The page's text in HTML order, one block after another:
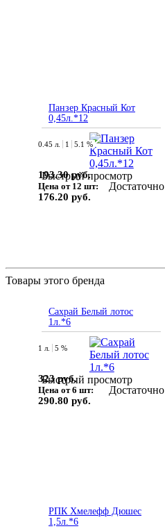
Панзер Красный Кот
0,45л.*12
Быстрый просмотр
0.45 л. 1 5.1 %
193.30 руб.
Цена от 12 шт:
176.20 руб.
Достаточно
Товары этого бренда
Сахрай Белый лотос
1л.*6
Быстрый просмотр
1 л. 5 %
323 руб.
Цена от 6 шт:
290.80 руб.
Достаточно
РПК Хмелефф Дюшес
1,5л.*6